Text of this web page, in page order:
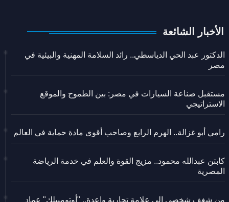
الأخبار الشائعة
الدكتور عبد الحي الدياسطي.. رائد السلامة المهنية والبيئية في
مصر
مستقبل صناعة السيارات في مصر: بين الطموح والموقع
الاستراتيجي
رامي أبو غزالة.. الهرم الرابع وصاحب أقوى مادة حماية في العالم
كابتن عبدالله محمود.. مزيج القوة والعلم في خدمة الرياضة
المصرية
من شغف شخصي إلى علامة تجارية واعدة.. "أوتومبيلك" عماد